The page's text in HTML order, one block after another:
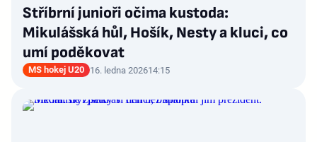
Stříbrní junioři očima kustoda:
Mikulášská hůl, Hošík, Nesty a kluci, co
umí poděkovat
MS hokej U20 16. ledna 202614:15